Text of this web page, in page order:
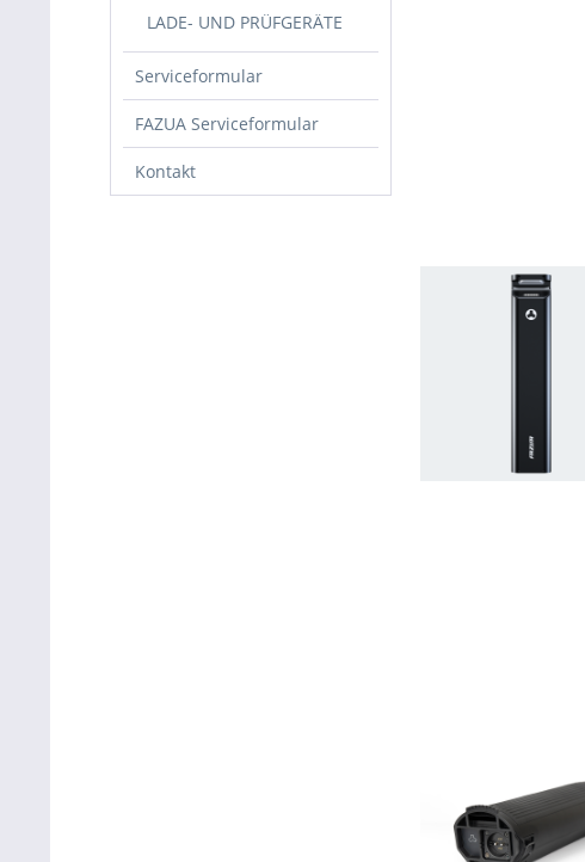
LADE- UND PRÜFGERÄTE
Serviceformular
FAZUA Serviceformular
Kontakt